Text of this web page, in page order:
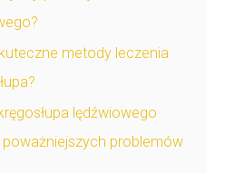
metody leczenia
lędźwiowego
problemów